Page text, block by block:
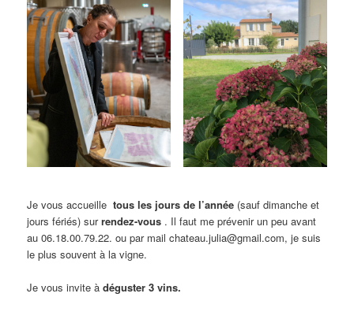
Je vous accueille tous les jours de l’année (sauf dimanche et
jours fériés) surrendez-vous . Il faut me prévenir un peu avant
au 06.18.00.79.22. ou par mail chateau.julia@gmail.com, je suis
le plus souvent à la vigne.
Je vous invite àdéguster 3 vins.